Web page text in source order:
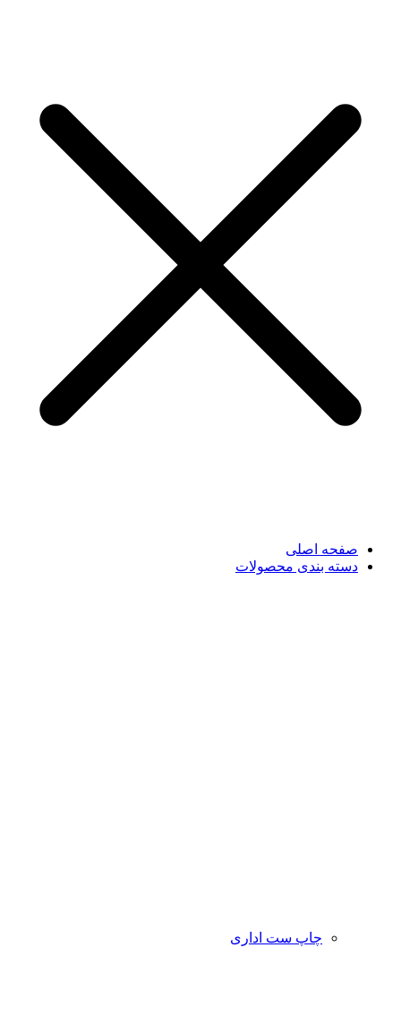
صفحه اصلی
دسته بندی محصولات
چاپ ست اداری